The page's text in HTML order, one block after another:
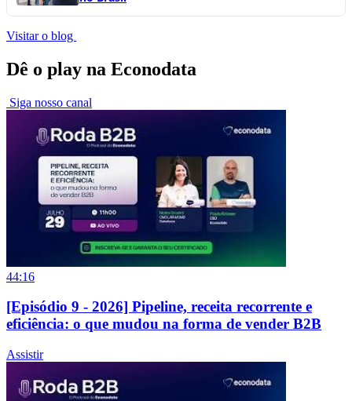
Visitar o blog
Dê o play na Econodata
Siga nosso canal
44:16
[Episódio 9 - 2026] Pipeline, receita recorrente e
eficiência: o que mudou na forma de vender B2B
Assistir